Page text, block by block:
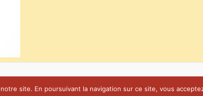
site. En poursuivant la navigation sur ce site, vous